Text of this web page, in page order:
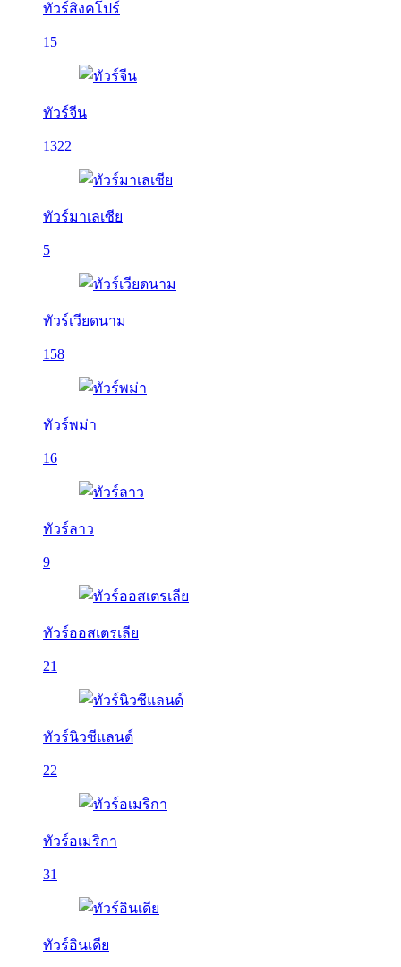
ทัวร์สิงคโปร์
15
ทัวร์จีน
1322
ทัวร์มาเลเซีย
5
ทัวร์เวียดนาม
158
ทัวร์พม่า
16
ทัวร์ลาว
9
ทัวร์ออสเตรเลีย
21
ทัวร์นิวซีแลนด์
22
ทัวร์อเมริกา
31
ทัวร์อินเดีย